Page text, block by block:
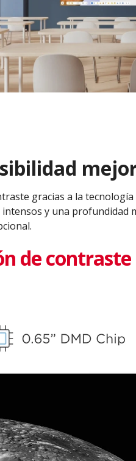
gracias a la tecnología
y una profundidad
de